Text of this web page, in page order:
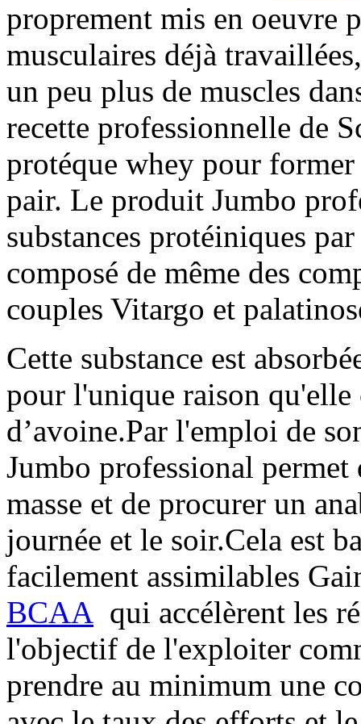
proprement mis en oeuvre
musculaires déjà
un peu plus de muscles
recette professionnelle de
protéque whey pour
pair. Le produit Jumbo
substances protéiniques
composé de même des
couples Vitargo et
Cette substance est
pour l'unique raison qu'elle
d’avoine.Par l'emploi de
Jumbo professional
masse et de procurer un
journée et le soir.Cela est
facilement assimilables
BCAA qui accélèrent les
l'objectif de l'exploiter
prendre au minimum une